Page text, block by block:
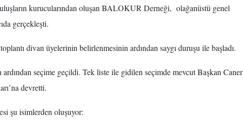
kurucularından oluşan BALOKUR Derneği, olağanüstü genel
gerçekleşti.
divan üyelerinin belirlenmesinin ardından saygı duruşu ile başladı.
ardından seçime geçildi. Tek liste ile gidilen seçimde mevcut Başkan Caner
devretti.
şu isimlerden oluşuyor: